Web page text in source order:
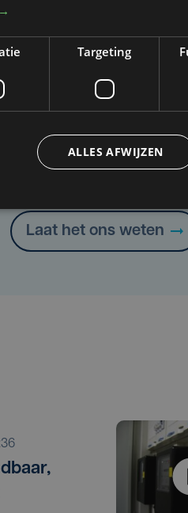
Taalfout opgemerkt?
Laat het ons weten
Targeting
ALLES AFWIJZEN